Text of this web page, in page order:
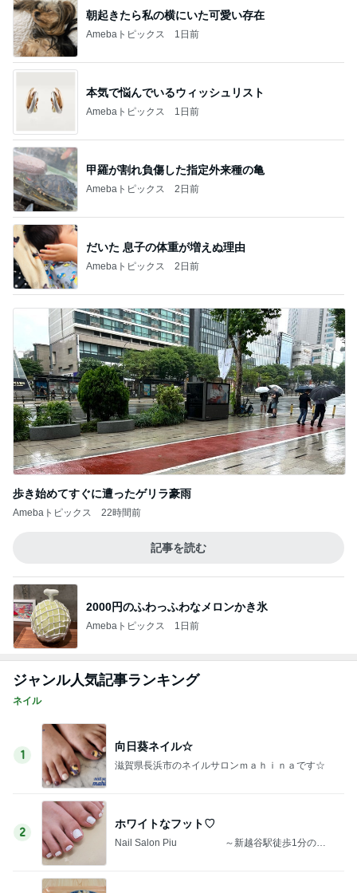
朝起きたら私の横にいた可愛い存在
Amebaトピックス 1日前
本気で悩んでいるウィッシュリスト
Amebaトピックス 1日前
甲羅が割れ負傷した指定外来種の亀
Amebaトピックス 2日前
だいた 息子の体重が増えぬ理由
Amebaトピックス 2日前
歩き始めてすぐに遭ったゲリラ豪雨
Amebaトピックス 22時間前
記事を読む
2000円のふわっふわなメロンかき氷
Amebaトピックス 1日前
ジャンル人気記事ランキング
ネイル
1
向日葵ネイル☆
滋賀県長浜市のネイルサロンｍａｈｉｎａです☆
2
ホワイトなフット♡
Nail Salon Piu ～新越谷駅徒歩1分の子